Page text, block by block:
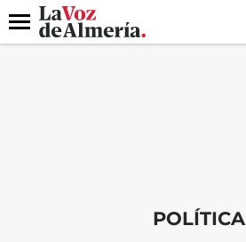
DESTACADO
Menú
POLÍTICA